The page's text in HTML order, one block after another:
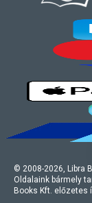
© 2008-2026 , Libra
Oldalaink bármely
Books Kft. előzetes